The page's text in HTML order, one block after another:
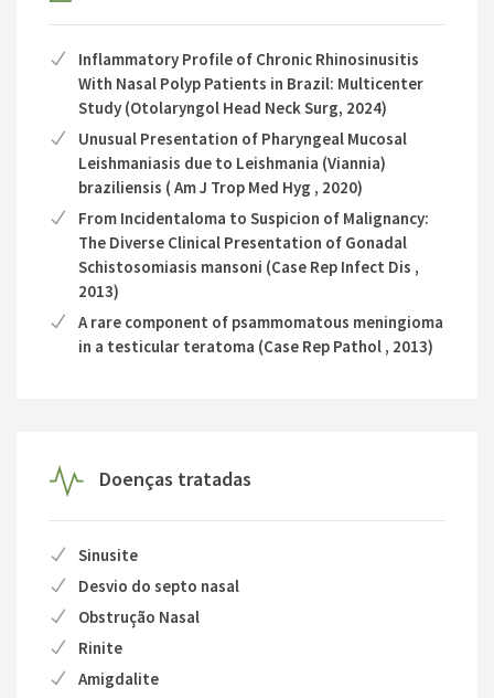
Inflammatory Profile of Chronic Rhinosinusitis
With Nasal Polyp Patients in Brazil: Multicenter
Study (Otolaryngol Head Neck Surg, 2024)
Unusual Presentation of Pharyngeal Mucosal
Leishmaniasis due to Leishmania (Viannia)
braziliensis ( Am J Trop Med Hyg , 2020)
From Incidentaloma to Suspicion of Malignancy:
The Diverse Clinical Presentation of Gonadal
Schistosomiasis mansoni (Case Rep Infect Dis ,
2013)
A rare component of psammomatous meningioma
in a testicular teratoma (Case Rep Pathol , 2013)
Doenças tratadas
Sinusite
Desvio do septo nasal
Obstrução Nasal
Rinite
Amigdalite